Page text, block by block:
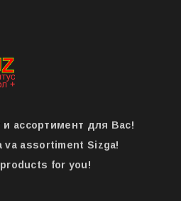
ассортимент для Вас!
assortiment Sizga!
for you!